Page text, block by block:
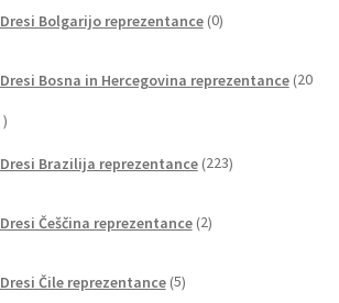
Dresi Bolgarijo reprezentance 0izdelkov
Dresi Bosna in Hercegovina reprezentance 20
20
Dresi Brazilija reprezentance 223izdelkov
Dresi Češčina reprezentance 2izdelka
Dresi Čile reprezentance 5izdelkov